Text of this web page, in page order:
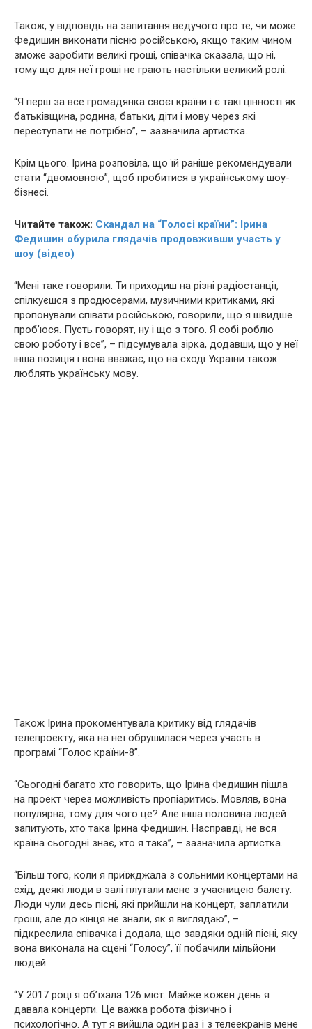
Також, у відповідь на запитання ведучого про те, чи може
Федишин виконати пісню російською, якщо таким чином
зможе заробити великі гроші, співачка сказала, що ні,
тому що для неї гроші не грають настільки великий ролі.
“Я перш за все громадянка своєї країни і є такі цінності як
батьківщина, родина, батьки, діти і мову через які
переступати не потрібно”, – зазначила артистка.
Крім цього. Ірина розповіла, що їй раніше рекомендували
стати “двомовною”, щоб пробитися в українському шоу-
бізнесі.
Читайте також: Cкaндал на “Голосі країни”: Ірина
Федишин обypила глядачів продовживши участь у
шоу (відео)
“Мені таке говорили. Ти приходиш на різні радіостанції,
спілкуєшся з продюсерами, музичними критиками, які
пропонували співати російською, говорили, що я швидше
проб’юся. Пусть говорят, ну і що з того. Я собі роблю
свою роботу і все”, – підсумувала зірка, додавши, що у неї
інша позиція і вона вважає, що на сході України також
люблять українську мову.
Також Ірина прокоментувала критику від глядачів
телепроекту, яка на неї обрушилася через участь в
програмі “Голос країни-8”.
“Сьогодні багато хто говорить, що Ірина Федишин пішла
на проект через можливість пропіаритись. Мовляв, вона
популярна, тому для чого це? Але інша половина людей
запитують, хто така Ірина Федишин. Насправді, не вся
країна сьогодні знає, хто я така”, – зазначила артистка.
“Більш того, коли я приїжджала з сольними концертами на
схід, деякі люди в залі плутали мене з учасницею балету.
Люди чули десь пісні, які прийшли на концерт, заплатили
гроші, але до кінця не знали, як я виглядаю”, –
підкреслила співачка і додала, що завдяки одній пісні, яку
вона виконала на сцені “Голосу”, її побачили мільйони
людей.
“У 2017 році я об’їхала 126 міст. Майже кожен день я
давала концерти. Це важка робота фізично і
психологічно. А тут я вийшла один раз і з телеекранів мене